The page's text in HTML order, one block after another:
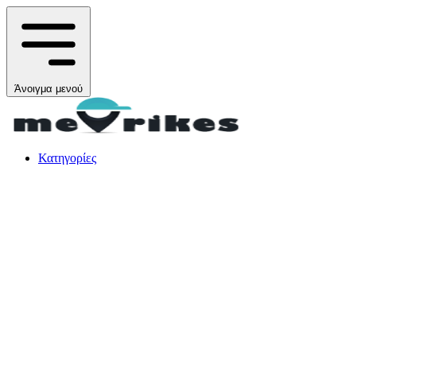
Άνοιγμα μενού
Κατηγορίες